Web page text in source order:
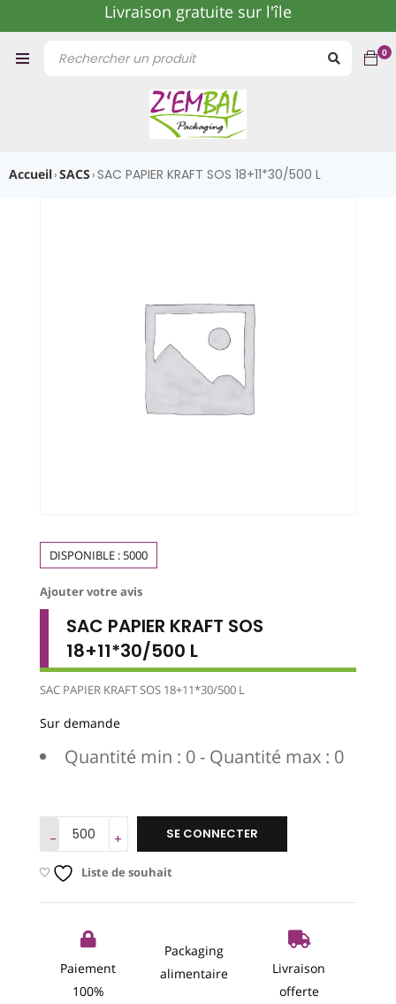
Livraison gratuite sur l'île
0
Accueil›SACS ›SAC PAPIER KRAFT SOS 18+11*30/500 L
DISPONIBLE :5000
Ajouter votre avis
SAC PAPIER KRAFT SOS
18+11*30/500 L
SAC PAPIER KRAFT SOS 18+11*30/500 L
Sur demande
Quantité min : 0 - Quantité max : 0
SE CONNECTER
Liste de souhait
Paiement
100%
Packaging
alimentaire
Livraison
offerte